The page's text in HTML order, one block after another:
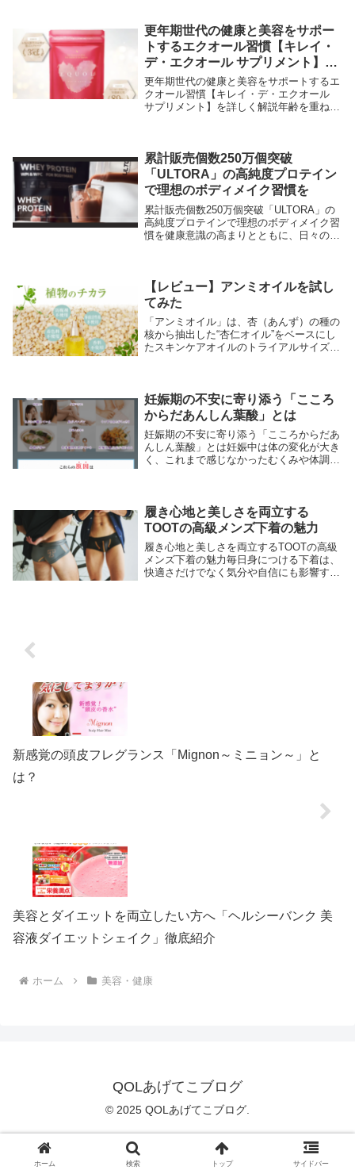
う...
更年期世代の健康と美容をサポー
トするエクオール習慣【キレイ・
デ・エクオール サプリメント】を
詳しく解説
更年期世代の健康と美容をサポートするエ
クオール習慣【キレイ・デ・エクオール
サプリメント】を詳しく解説年齢を重ねる
よりつらい」「...
累計販売個数250万個突破
「ULTORA」の高純度プロテイン
で理想のボディメイク習慣を
累計販売個数250万個突破「ULTORA」の
高純度プロテインで理想のボディメイク習
慣を健康意識の高まりとともに、日々の食
いった...
【レビュー】アンミオイルを試し
てみた
「アンミオイル」は、杏（あんず）の種の
核から抽出した“杏仁オイル”をベースにし
たスキンケアオイルのトライアルサイズ
入版です。...
妊娠期の不安に寄り添う「こころ
からだあんしん葉酸」とは
妊娠期の不安に寄り添う「こころからだあ
んしん葉酸」とは妊娠中は体の変化が大き
く、これまで感じなかったむくみや体調の
が気になる方...
履き心地と美しさを両立する
TOOTの高級メンズ下着の魅力
履き心地と美しさを両立するTOOTの高級
メンズ下着の魅力毎日身につける下着は、
快適さだけでなく気分や自信にも影響する
新感覚の頭皮フレグランス「Mignon～ミニョン～」と
は？
美容とダイエットを両立したい方へ「ヘルシーバンク 美
容液ダイエットシェイク」徹底紹介
ホーム 美容・健康
QOLあげてこブログ
© 2025 QOLあげてこブログ.
ホーム 検索 トップ サイドバー
プライバシーポリシー 特定商取引法に基づく表記